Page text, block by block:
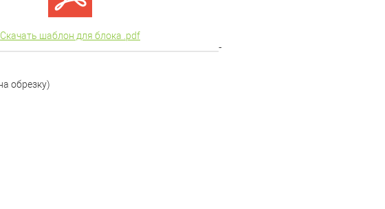
Скачать шаблон для блока .pdf
-
обрезку)